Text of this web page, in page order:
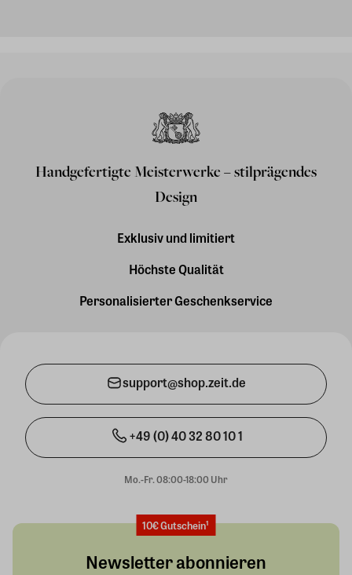
Handgefertigte Meisterwerke – stilprägendes
Design
Exklusiv und limitiert
Höchste Qualität
Personalisierter Geschenkservice
support@shop.zeit.de
+49 (0) 40 32 80 10 1
Mo.-Fr. 08:00-18:00 Uhr
10€ Gutschein¹
Newsletter abonnieren